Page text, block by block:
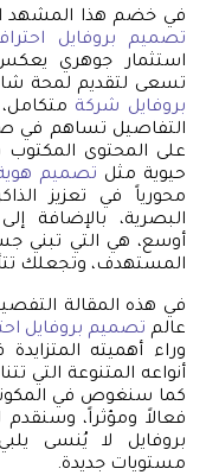
في خضم هذا المشهد
تصميم بروفايل
استثمار جوهري
تسعى لتقديم لمحة
بروفايل شركة
التفاصيل تساهم في
على المحتوى
حيوية مثل تصميم
محورياً في تعزيز
البصرية، بالإضافة
أوسع، هي التي تبني
المستهدف، وتجعلك
في هذه المقالة
عالم تصميم بروفايل
وراء أهميته المتزايدة
أنواعه المتنوعة التي
كما سنغوص في
فعالاً ومؤثراً،
بروفايل لا يُنسى
مستويات جديدة.